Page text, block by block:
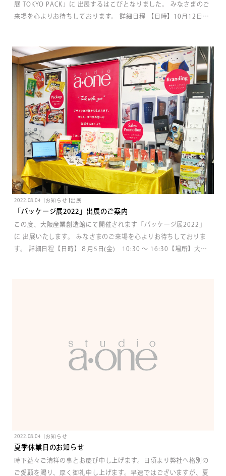
展 TOKYO PACK」に 出展するはこびとなりました。 みなさまのご
来場を心よりお待ちしております。 詳細日程 【日時】10月12日
2022.08.04 お知らせ 出展
「パッケージ展2022」出展のご案内
この度、大阪産業創造館にて開催されます「パッケージ展2022」
に 出展いたします。 みなさまのご来場を心よりお待ちしておりま
す。 詳細日程【日時】８月5日(金) 10:30 ～ 16:30【場所】大阪
2022.08.04 お知らせ
夏季休業日のお知らせ
時下益々ご清祥の事とお慶び申し上げます。日頃より弊社へ格別の
ご愛顧を賜り、厚く御礼申し上げます。早速ではございますが、夏